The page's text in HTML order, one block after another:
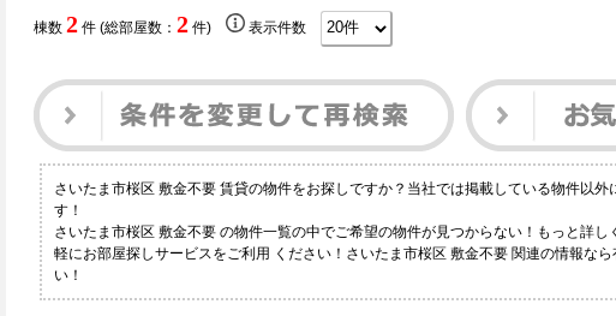
棟数 2件 (総部屋数： 2件) 表示件数
さいたま市桜区 敷金不要 賃貸の物件をお探しですか？当社では掲載している物件以外
す！
さいたま市桜区 敷金不要 の物件一覧の中でご希望の物件が見つからない！もっと詳
軽にお部屋探しサービスをご利用 ください！さいたま市桜区 敷金不要 関連の情報な
い！